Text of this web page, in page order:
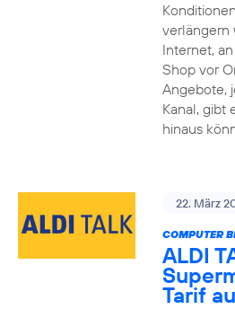
verlängern
Internet,
Shop vor
Angebote,
Kanal, gibt
hinaus
22. März
COMPUTER
ALDI
Tarif